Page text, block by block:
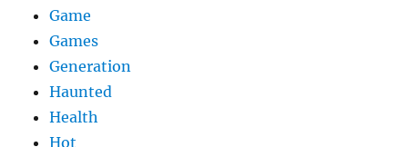
Game
Games
Generation
Haunted
Health
Hot